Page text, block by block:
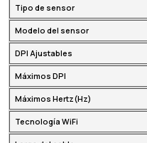
Tipo de sensor
Modelo del sensor
DPI Ajustables
Máximos DPI
Máximos Hertz(Hz)
Tecnología WiFi